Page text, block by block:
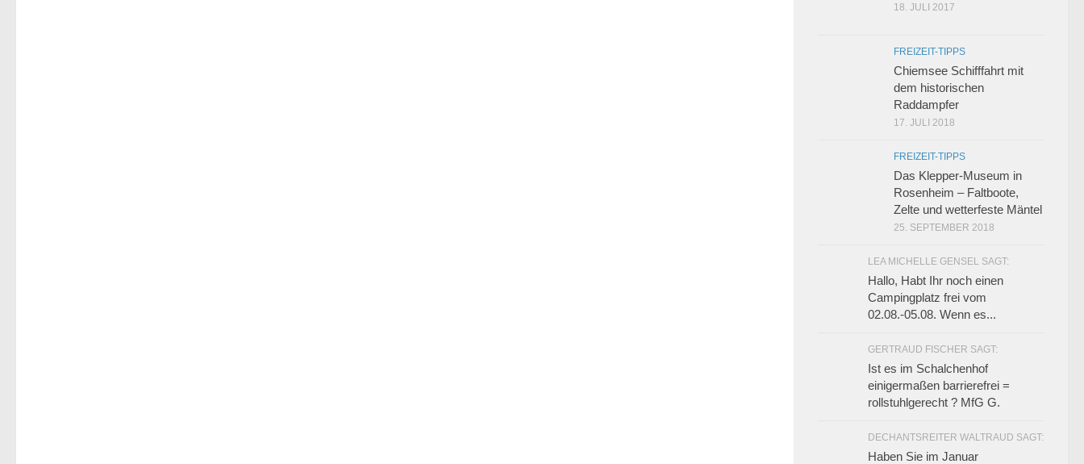
18. JULI 2017
FREIZEIT-TIPPS
Chiemsee Schifffahrt mit
dem historischen
Raddampfer
17. JULI 2018
FREIZEIT-TIPPS
Das Klepper-Museum in
Rosenheim – Faltboote,
Zelte und wetterfeste Mäntel
25. SEPTEMBER 2018
LEA MICHELLE GENSEL SAGT:
Hallo, Habt Ihr noch einen
Campingplatz frei vom
02.08.-05.08. Wenn es...
GERTRAUD FISCHER SAGT:
Ist es im Schalchenhof
einigermaßen barrierefrei =
rollstuhlgerecht ? MfG G.
DECHANTSREITER WALTRAUD SAGT:
Haben Sie im Januar